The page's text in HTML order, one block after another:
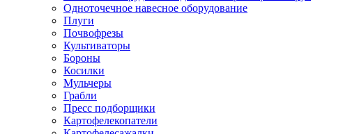
Одноточечное навесное оборудование
Плуги
Почвофрезы
Культиваторы
Бороны
Косилки
Мульчеры
Грабли
Пресс подборщики
Картофелекопатели